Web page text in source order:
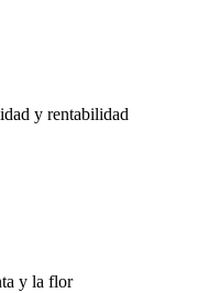
y rentabilidad
y la flor